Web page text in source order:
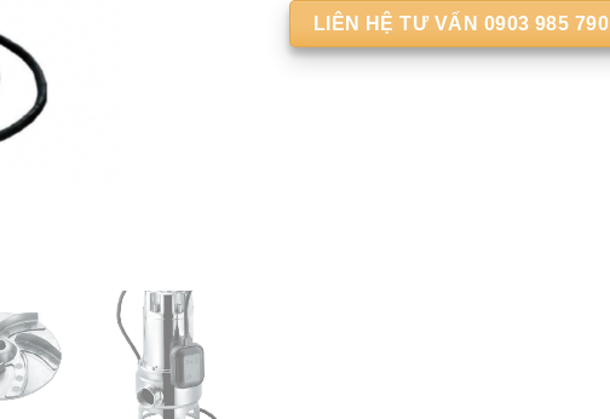
LIÊN HỆ TƯ VẤN 0903 985 790